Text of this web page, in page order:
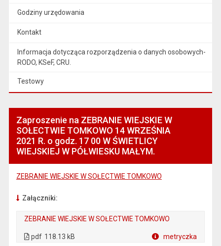
Godziny urzędowania
Kontakt
Informacja dotycząca rozporządzenia o danych osobowych-
RODO, KSeF, CRU.
Testowy
Zaproszenie na ZEBRANIE WIEJSKIE W
SOŁECTWIE TOMKOWO 14 WRZEŚNIA
2021 R. o godz. 17 00 W ŚWIETLICY
WIEJSKIEJ W PÓŁWIESKU MAŁYM.
ZEBRANIE WIEJSKIE W SOŁECTWIE TOMKOWO
Załączniki:
ZEBRANIE WIEJSKIE W SOŁECTWIE TOMKOWO
pdf 118.13 kB metryczka